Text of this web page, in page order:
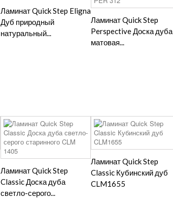
Ламинат Quick Step Eligna
Дуб природный
натуральный...
Ламинат Quick Step
Perspective Доска дуба
матовая...
Ламинат Quick Step
Classic Доска дуба
светло-серого...
Ламинат Quick Step
Classic Кубинский дуб
CLM1655